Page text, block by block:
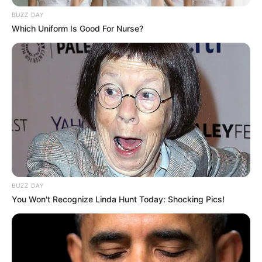
Bien entendu en faisant plusieurs tirages vous
allez avoir différentes combinaisons. Et plus
vous faites de grilles plus vous aurez de chance
BUZZ DAY
Which Uniform Is Good For Nurse?
BUZZ DAY
You Won't Recognize Linda Hunt Today: Shocking Pics!